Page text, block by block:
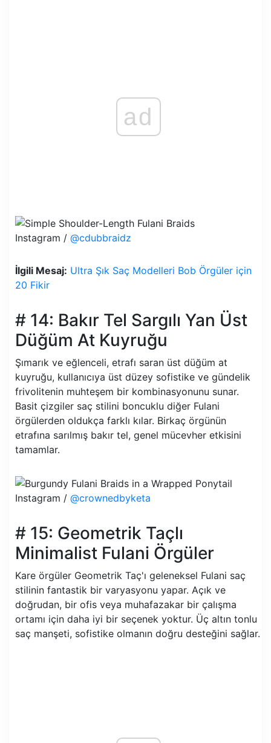
ad
Instagram / @cdubbraidz
İlgili Mesaj: Ultra Şık Saç Modelleri Bob Örgüler için
20 Fikir
# 14: Bakır Tel Sargılı Yan Üst
Düğüm At Kuyruğu
Şımarık ve eğlenceli, etrafı saran üst düğüm at
kuyruğu, kullanıcıya üst düzey sofistike ve gündelik
frivolitenin muhteşem bir kombinasyonunu sunar.
Basit çizgiler saç stilini boncuklu diğer Fulani
örgülerden oldukça farklı kılar. Birkaç örgünün
etrafına sarılmış bakır tel, genel mücevher etkisini
tamamlar.
Instagram / @crownedbyketa
# 15: Geometrik Taçlı
Minimalist Fulani Örgüler
Kare örgüler Geometrik Taç'ı geleneksel Fulani saç
stilinin fantastik bir varyasyonu yapar. Açık ve
doğrudan, bir ofis veya muhafazakar bir çalışma
ortamı için daha iyi bir seçenek yoktur. Üç altın tonlu
saç manşeti, sofistike olmanın doğru desteğini sağlar.